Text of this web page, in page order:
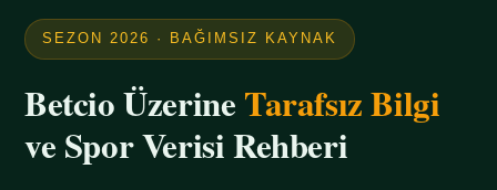
SEZON 2026 · BAĞIMSIZ KAYNAK
Betcio ÜzerineTarafsız Bilgi
ve Spor Verisi Rehberi